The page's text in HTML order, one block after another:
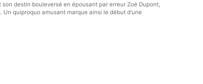
destin bouleversé en épousant par erreur Zoé Dupont,
quiproquo amusant marque ainsi le début d’une